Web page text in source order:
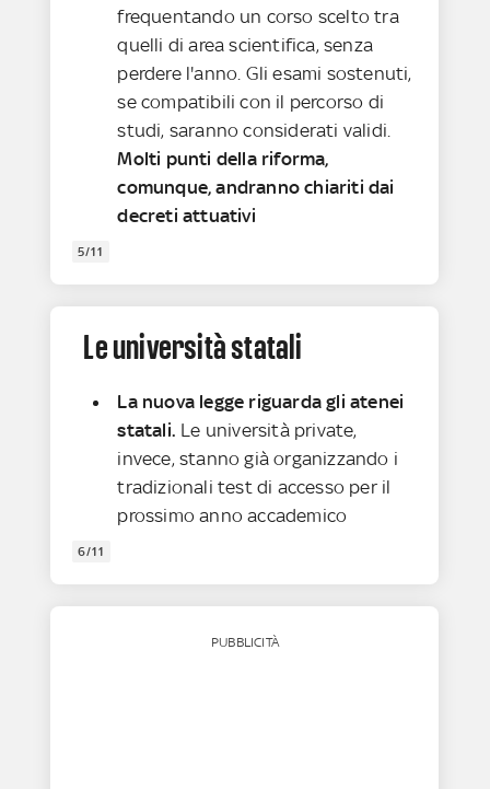
frequentando un corso scelto tra
quelli di area scientifica, senza
perdere l'anno. Gli esami sostenuti,
se compatibili con il percorso di
studi, saranno considerati validi.
Molti punti della riforma,
comunque, andranno chiariti dai
decreti attuativi
5/11
Le università statali
La nuova legge riguarda gli atenei
statali. Le università private,
invece, stanno già organizzando i
tradizionali test di accesso per il
prossimo anno accademico
6/11
PUBBLICITÀ